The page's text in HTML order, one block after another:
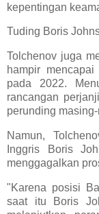
kepentingan
Tuding Boris
Tolchenov juga
hampir
pada 2022.
rancangan
perunding
Namun,
Inggris Boris
menggagalkan
"Karena posisi
saat itu Boris